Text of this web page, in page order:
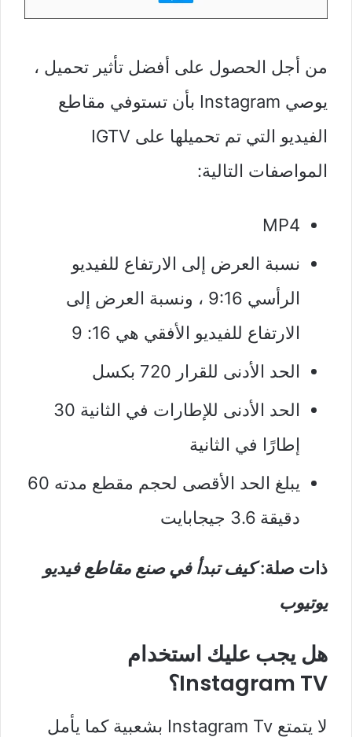
من أجل الحصول على أفضل تأثير تحميل ،
يوصي Instagram بأن تستوفي مقاطع
الفيديو التي تم تحميلها على IGTV
المواصفات التالية:
MP4
نسبة العرض إلى الارتفاع للفيديو
الرأسي 9:16 ، ونسبة العرض إلى
الارتفاع للفيديو الأفقي هي 16: 9
الحد الأدنى للقرار 720 بكسل
الحد الأدنى للإطارات في الثانية 30
إطارًا في الثانية
يبلغ الحد الأقصى لحجم مقطع مدته 60
دقيقة 3.6 جيجابايت
ذات صلة: كيف تبدأ في صنع مقاطع فيديو
يوتيوب
هل يجب عليك استخدام
Instagram TV؟
لا يتمتع Instagram Tv بشعبية كما يأمل